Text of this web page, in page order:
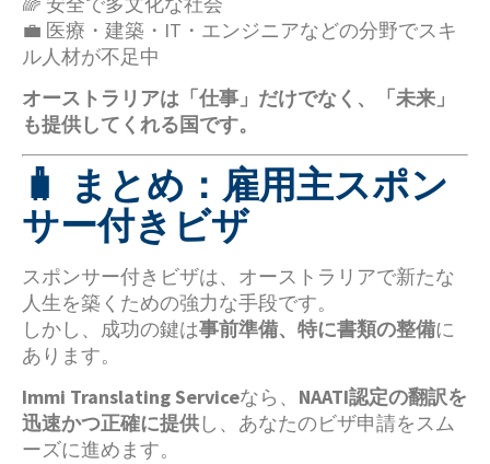
💼 医療・建築・IT・エンジニアなどの分野でスキ
ル人材が不足中
オーストラリアは「仕事」だけでなく、「未来」
も提供してくれる国です。
🧳 まとめ：雇用主スポン
サー付きビザ
スポンサー付きビザは、オーストラリアで新たな
人生を築くための強力な手段です。
しかし、成功の鍵は事前準備、特に書類の整備に
あります。
Immi Translating Serviceなら、 NAATI認定の翻訳を
迅速かつ正確に提供し、あなたのビザ申請をスム
ーズに進めます。